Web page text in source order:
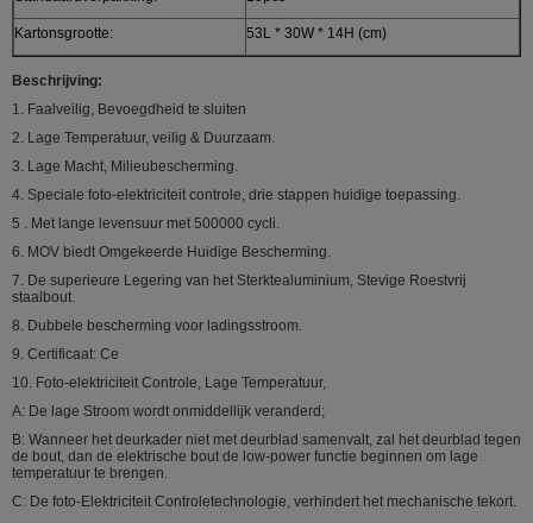
Kartonsgrootte: 53L * 30W * 14H (cm)
Beschrijving:
1. Faalveilig, Bevoegdheid te sluiten
2. Lage Temperatuur, veilig & Duurzaam.
3. Lage Macht, Milieubescherming.
4. Speciale foto-elektriciteit controle, drie stappen huidige toepassing.
5 . Met lange levensuur met 500000 cycli.
6. MOV biedt Omgekeerde Huidige Bescherming.
7. De superieure Legering van het Sterktealuminium, Stevige Roestvrij
staalbout.
8. Dubbele bescherming voor ladingsstroom.
9. Certificaat: Ce
10. Foto-elektriciteit Controle, Lage Temperatuur,
A: De lage Stroom wordt onmiddellijk veranderd;
B: Wanneer het deurkader niet met deurblad samenvalt, zal het deurblad tegen
de bout, dan de elektrische bout de low-power functie beginnen om lage
temperatuur te brengen.
C: De foto-Elektriciteit Controletechnologie, verhindert het mechanische tekort.